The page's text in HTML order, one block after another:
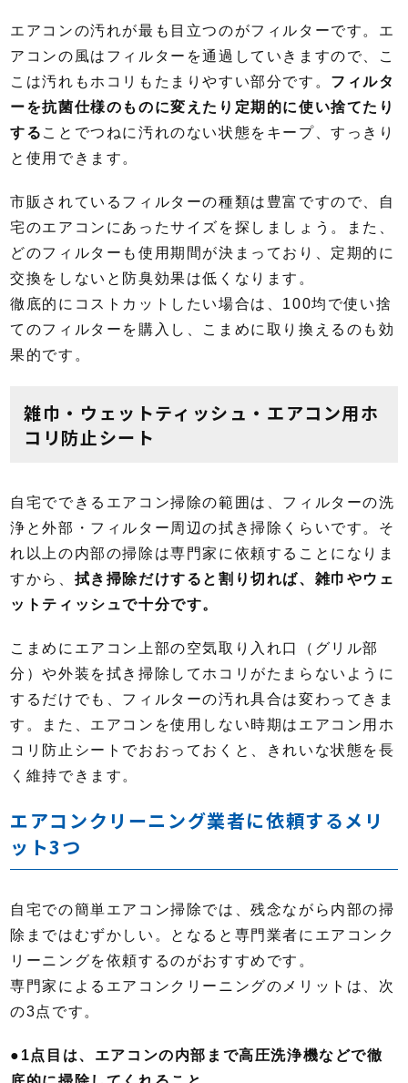
エアコンの汚れが最も目立つのがフィルターです。エ
アコンの風はフィルターを通過していきますので、こ
こは汚れもホコリもたまりやすい部分です。 フィルタ
ーを抗菌仕様のものに変えたり定期的に使い捨てたり
する ことでつねに汚れのない状態をキープ、すっきり
と使用できます。
市販されているフィルターの種類は豊富ですので、自
宅のエアコンにあったサイズを探しましょう。また、
どのフィルターも使用期間が決まっており、定期的に
交換をしないと防臭効果は低くなります。
徹底的にコストカットしたい場合は、100均で使い捨
てのフィルターを購入し、こまめに取り換えるのも効
果的です。
雑巾・ウェットティッシュ・エアコン用ホ
コリ防止シート
自宅でできるエアコン掃除の範囲は、フィルターの洗
浄と外部・フィルター周辺の拭き掃除くらいです。そ
れ以上の内部の掃除は専門家に依頼することになりま
すから、 拭き掃除だけすると割り切れば、雑巾やウェ
ットティッシュで十分です。
こまめにエアコン上部の空気取り入れ口（グリル部
分）や外装を拭き掃除してホコリがたまらないように
するだけでも、フィルターの汚れ具合は変わってきま
す。また、エアコンを使用しない時期はエアコン用ホ
コリ防止シートでおおっておくと、きれいな状態を長
く維持できます。
エアコンクリーニング業者に依頼するメリ
ット3つ
自宅での簡単エアコン掃除では、残念ながら内部の掃
除まではむずかしい。となると専門業者にエアコンク
リーニングを依頼するのがおすすめです。
専門家によるエアコンクリーニングのメリットは、次
の3点です。
●1点目は、エアコンの内部まで高圧洗浄機などで徹